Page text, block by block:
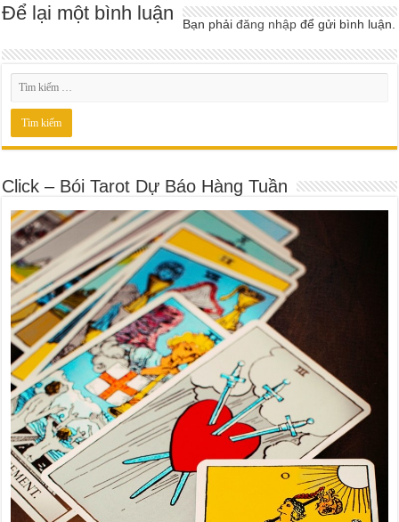
Để lại một bình luận Bạn phảiđăng nhập để gửi bình luận.
Click – Bói Tarot Dự Báo Hàng Tuần